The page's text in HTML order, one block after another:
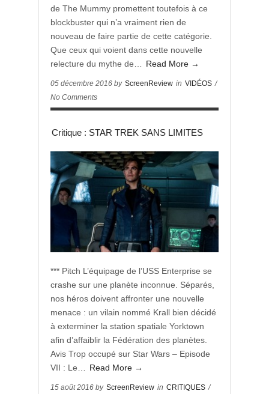
de The Mummy promettent toutefois à ce
blockbuster qui n’a vraiment rien de
nouveau de faire partie de cette catégorie.
Que ceux qui voient dans cette nouvelle
relecture du mythe de…
Read More →
05 décembre 2016 by ScreenReview in VIDÉOS /
No Comments
Critique : STAR TREK SANS LIMITES
*** Pitch L’équipage de l’USS Enterprise se
crashe sur une planète inconnue. Séparés,
nos héros doivent affronter une nouvelle
menace : un vilain nommé Krall bien décidé
à exterminer la station spatiale Yorktown
afin d’affaiblir la Fédération des planètes.
Avis Trop occupé sur Star Wars – Episode
VII : Le…
Read More →
15 août 2016 by ScreenReview in CRITIQUES /